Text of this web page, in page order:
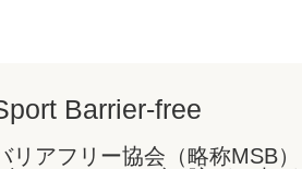
Barrier-free
リアフリー協会（略称MSB）